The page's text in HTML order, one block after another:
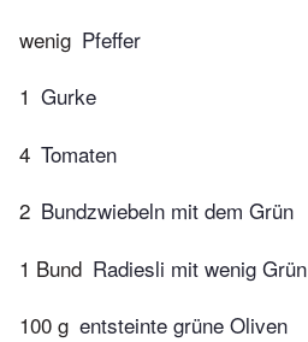
wenig Pfeffer
1 Gurke
4 Tomaten
2 Bundzwiebeln mit dem Grün
1 Bund Radiesli mit wenig Grün
100 g entsteinte grüne Oliven